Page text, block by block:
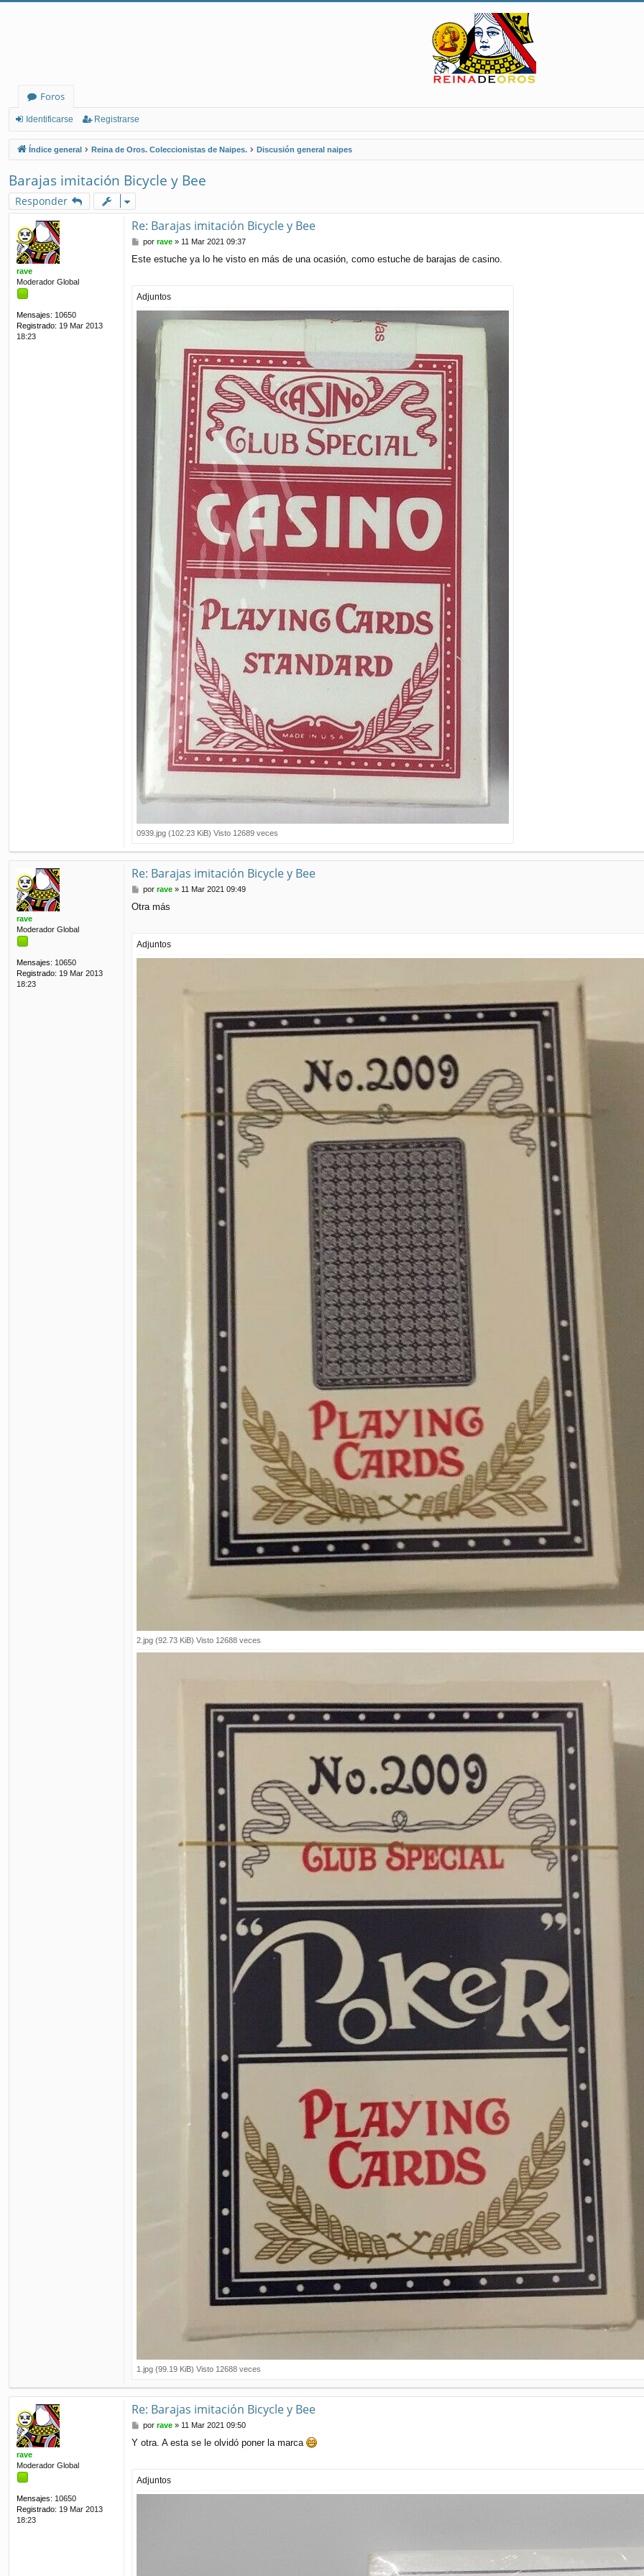
Foros
Identificarse Registrarse
Índice general Reina de Oros. Coleccionistas de Naipes. Discusión general naipes
Barajas imitación Bicycle y Bee
Responder
rave
Moderador Global
Mensajes: 10650
Registrado: 19 Mar 2013
18:23
Re: Barajas imitación Bicycle y Bee
M
n
j
por rave» 11 Mar 2021 09:37
Este estuche ya lo he visto en más de una ocasión, como estuche de barajas de casino.
Adjuntos
0939.jpg (102.23 KiB) Visto 12689 veces
rave
Moderador Global
Mensajes: 10650
Registrado: 19 Mar 2013
18:23
Re: Barajas imitación Bicycle y Bee
M
n
j
por rave» 11 Mar 2021 09:49
Otra más
Adjuntos
2.jpg (92.73 KiB) Visto 12688 veces
1.jpg (99.19 KiB) Visto 12688 veces
rave
Moderador Global
Mensajes: 10650
Registrado: 19 Mar 2013
18:23
Re: Barajas imitación Bicycle y Bee
M
n
j
por rave» 11 Mar 2021 09:50
Y otra. A esta se le olvidó poner la marca
Adjuntos